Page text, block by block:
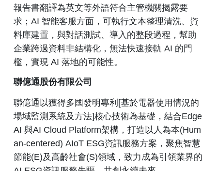
報告書翻譯為英文等外語符合主管機關揭露要
求；AI 智能客服方面，可執行文本整理清洗、資
料庫建置，與對話測試、導入的整段過程，幫助
企業跨過資料非結構化，無法快速接軌 AI 的門
檻，實現 AI 落地的可能性。
聯億通股份有限公司
聯億通以獲得多國發明專利[基於電器使用情況的
場域監測系統及方法]核心技術為基礎，結合Edge
AI 與AI Cloud Platform架構，打造以人為本(Hum
an-centered) AIoT ESG資訊服務方案，聚焦智慧
節能(E)及高齡社會(S)領域，致力成為引領業界的